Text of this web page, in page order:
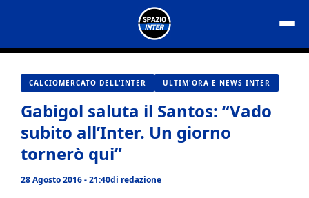
contenuto
CALCIOMERCATO DELL'INTER ULTIM'ORA E NEWS INTER
Gabigol saluta il Santos: “Vado
subito all’Inter. Un giorno
tornerò qui”
28 Agosto 2016 - 21:40di redazione